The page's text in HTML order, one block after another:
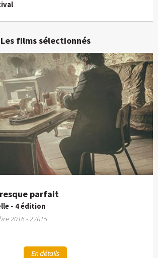
Les films sélectionnés
parfait
- 4 édition
2016 - 22h15
En détails